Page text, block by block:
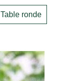
Table ronde